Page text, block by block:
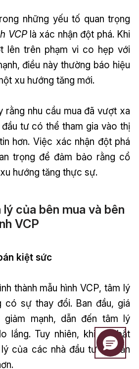
những yếu tố quan trọng
VCPlà xác nhận đột phá. Khi
lên trên phạm vi co hẹp với
điều này thường báo hiệu
xu hướng tăng mới.
rằng nhu cầu mua đã vượt xa
tư có thể tham gia vào thị
hơn. Việc xác nhận đột phá
trọng để đảm bảo rằng cổ
hướng tăng thực sự.
của bên mua và bên
VCP
kiệt sức
thành mẫu hình VCP, tâm lý
có sự thay đổi. Ban đầu, giá
mạnh, dẫn đến tâm lý
lắng. Tuy nhiên, khi giá bắt
của các nhà đầu tư sẽ dần